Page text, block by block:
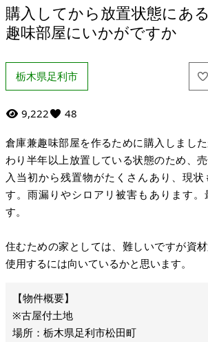
購入してから放置状態にあ
趣味部屋にいかがですか
栃木県足利市
9,222 48
倉庫兼趣味部屋を作るために購入しまし
わり半年以上放置している状態のため、
入当初から残置物がたくさんあり、現状
す。雨漏りやシロアリ被害もあります。
す。
住むための家としては、難しいですが資
使用するには向いているかと思います。
※古屋付土地
場所：栃木県足利市松田町